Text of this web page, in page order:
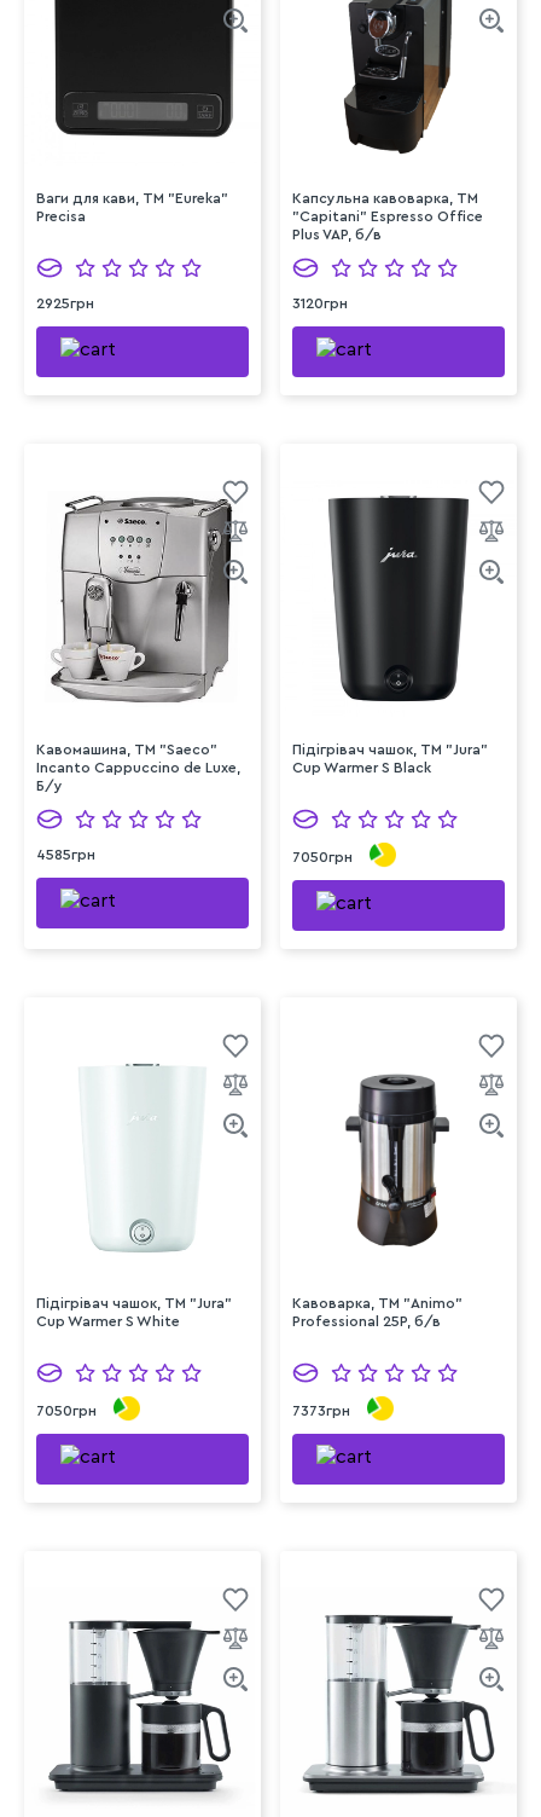
Ваги для кави, ТМ "Eureka"
Precisa
2925грн
Капсульна кавоварка, TM
"Capitani" Espresso Office
Plus VAP, б/в
3120грн
Кавомашина, ТМ "Saeco"
Incanto Cappuccino de Luxe,
Б/у
4585грн
Підігрівач чашок, TM "Jura"
Cup Warmer S Black
7050грн
Підігрівач чашок, TM "Jura"
Cup Warmer S White
7050грн
Кавоварка, ТМ "Animo"
Professional 25P, б/в
7373грн